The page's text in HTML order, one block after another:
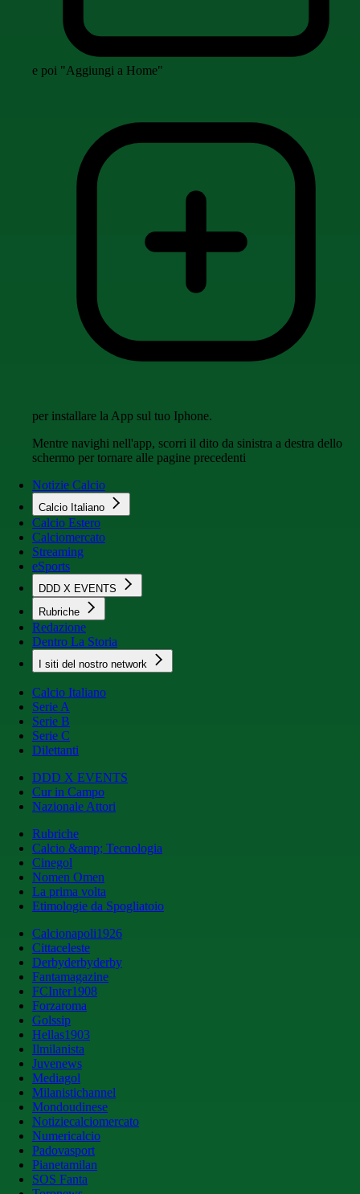
e poi "Aggiungi a Home"
per installare la App sul tuo Iphone.
Mentre navighi nell'app, scorri il dito da sinistra a destra dello
schermo per tornare alle pagine precedenti
Notizie Calcio
Calcio Italiano
Calcio Estero
Calciomercato
Streaming
eSports
DDD X EVENTS
Rubriche
Redazione
Dentro La Storia
I siti del nostro network
Calcio Italiano
Serie A
Serie B
Serie C
Dilettanti
DDD X EVENTS
Cur in Campo
Nazionale Attori
Rubriche
Calcio &amp; Tecnologia
Cinegol
Nomen Omen
La prima volta
Etimologie da Spogliatoio
Calcionapoli1926
Cittaceleste
Derbyderbyderby
Fantamagazine
FCInter1908
Forzaroma
Golssip
Hellas1903
Ilmilanista
Juvenews
Mediagol
Milanistichannel
Mondoudinese
Notiziecalciomercato
Numericalcio
Padovasport
Pianetamilan
SOS Fanta